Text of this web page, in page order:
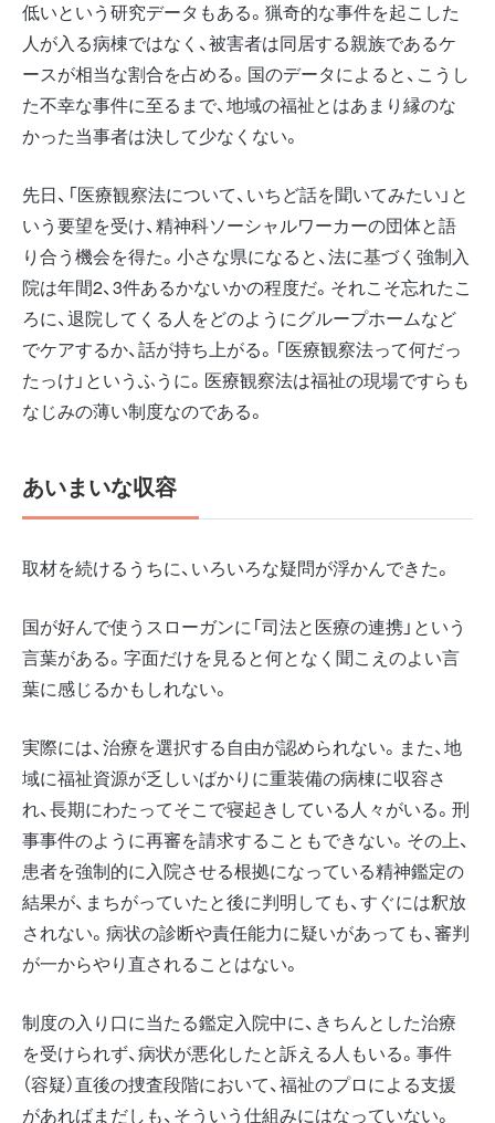
低いという研究データもある。猟奇的な事件を起こした
人が入る病棟ではなく、被害者は同居する親族であるケ
ースが相当な割合を占める。国のデータによると、こうし
た不幸な事件に至るまで、地域の福祉とはあまり縁のな
かった当事者は決して少なくない。
先日、「医療観察法について、いちど話を聞いてみたい」と
いう要望を受け、精神科ソーシャルワーカーの団体と語
り合う機会を得た。小さな県になると、法に基づく強制入
院は年間2、3件あるかないかの程度だ。それこそ忘れたこ
ろに、退院してくる人をどのようにグループホームなど
でケアするか、話が持ち上がる。「医療観察法って何だっ
たっけ」というふうに。医療観察法は福祉の現場ですらも
なじみの薄い制度なのである。
あいまいな収容
取材を続けるうちに、いろいろな疑問が浮かんできた。
国が好んで使うスローガンに「司法と医療の連携」という
言葉がある。字面だけを見ると何となく聞こえのよい言
葉に感じるかもしれない。
実際には、治療を選択する自由が認められない。また、地
域に福祉資源が乏しいばかりに重装備の病棟に収容さ
れ、長期にわたってそこで寝起きしている人々がいる。刑
事事件のように再審を請求することもできない。その上、
患者を強制的に入院させる根拠になっている精神鑑定の
結果が、まちがっていたと後に判明しても、すぐには釈放
されない。病状の診断や責任能力に疑いがあっても、審判
が一からやり直されることはない。
制度の入り口に当たる鑑定入院中に、きちんとした治療
を受けられず、病状が悪化したと訴える人もいる。事件
（容疑）直後の捜査段階において、福祉のプロによる支援
があればまだしも、そういう仕組みにはなっていない。